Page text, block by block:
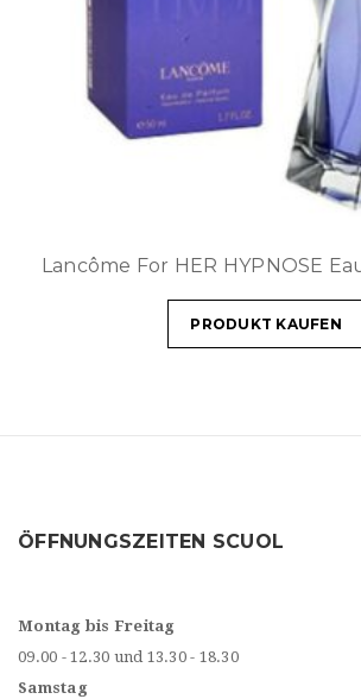
Lancôme For HER HYPNOSE
PRODUKT KAUFEN
ÖFFNUNGSZEITEN SCUOL
Montag bis Freitag
09.00 - 12.30 und 13.30 - 18.30
Samstag